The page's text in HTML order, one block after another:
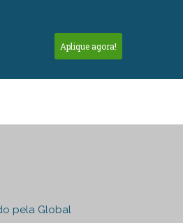
Aplique agora!
pela Global